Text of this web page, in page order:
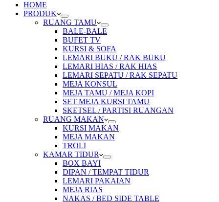
HOME
PRODUK
RUANG TAMU
BALE-BALE
BUFET TV
KURSI & SOFA
LEMARI BUKU / RAK BUKU
LEMARI HIAS / RAK HIAS
LEMARI SEPATU / RAK SEPATU
MEJA KONSUL
MEJA TAMU / MEJA KOPI
SET MEJA KURSI TAMU
SKETSEL / PARTISI RUANGAN
RUANG MAKAN
KURSI MAKAN
MEJA MAKAN
TROLI
KAMAR TIDUR
BOX BAYI
DIPAN / TEMPAT TIDUR
LEMARI PAKAIAN
MEJA RIAS
NAKAS / BED SIDE TABLE